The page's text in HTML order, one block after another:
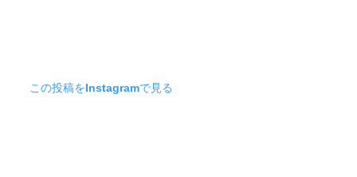
この投稿をInstagramで見る